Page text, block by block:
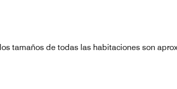
tamaños de todas las habitaciones son